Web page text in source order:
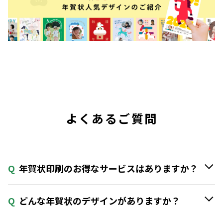
よくあるご質問
Q 年賀状印刷のお得なサービスはありますか？
Q どんな年賀状のデザインがありますか？